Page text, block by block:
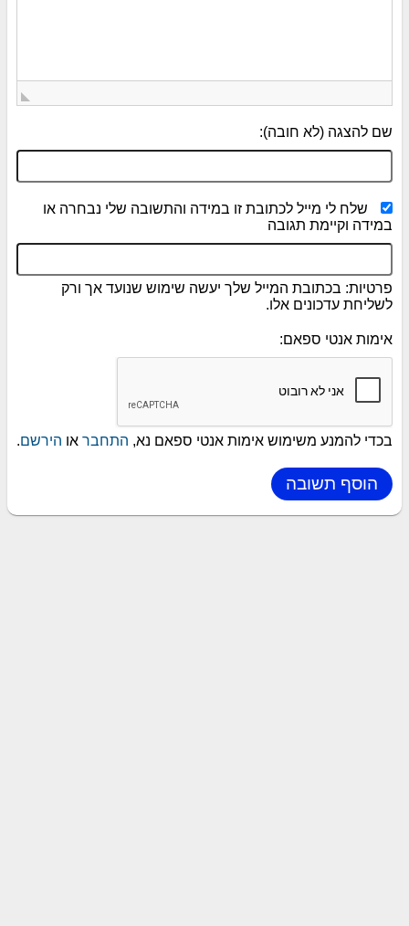
שם להצגה (לא חובה):
שלח לי מייל לכתובת זו במידה והתשובה שלי נבחרה או
במידה וקיימת תגובה
פרטיות: בכתובת המייל שלך יעשה שימוש שנועד אך ורק
לשליחת עדכונים אלו.
אימות אנטי ספאם:
בכדי להמנע משימוש אימות אנטי ספאם נא, התחבר או הירשם.